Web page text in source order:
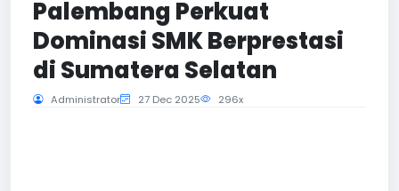
Palembang Perkuat
Dominasi SMK Berprestasi
di Sumatera Selatan
Administrator 27 Dec 2025 296x